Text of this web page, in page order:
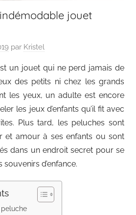
jouet
par Kristel
un jouet qui ne perd jamais de
des petits ni chez les grands
les yeux, un adulte est encore
les jeux d’enfants qu’il fit avec
Plus tard, les peluches sont
et amour à ses enfants ou sont
dans un endroit secret pour se
d’enfance.
peluche